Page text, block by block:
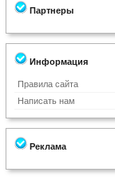
Партнеры
Информация
Правила сайта
Написать нам
Реклама